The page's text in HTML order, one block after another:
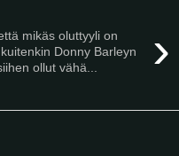
›
mikäs oluttyyli on
Donny Barleyn
ollut vähä...